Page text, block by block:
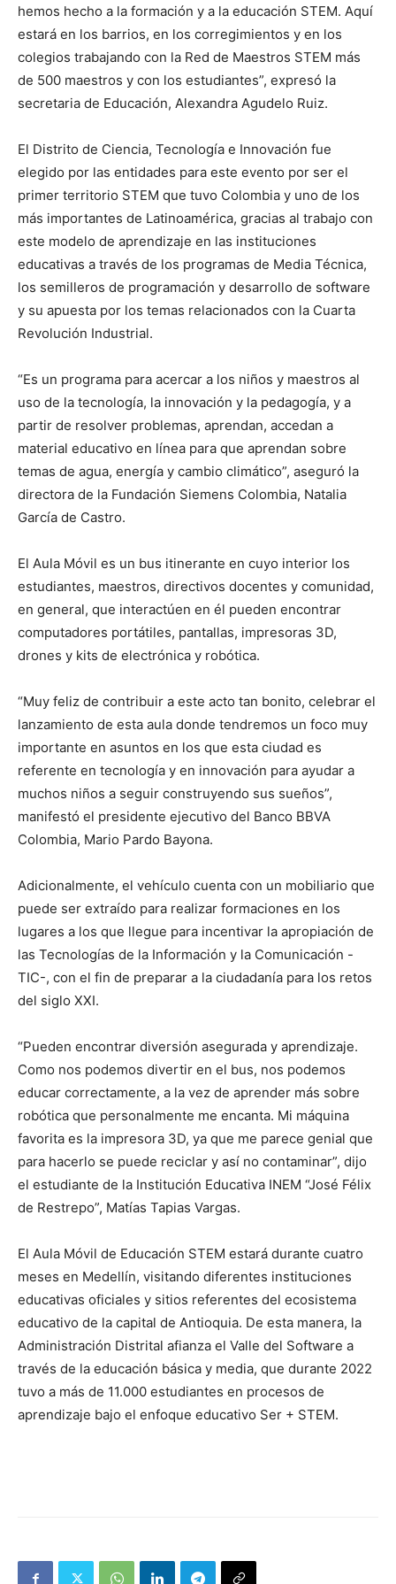
hemos hecho a la formación y a la educación STEM. Aquí
estará en los barrios, en los corregimientos y en los
colegios trabajando con la Red de Maestros STEM más
de 500 maestros y con los estudiantes”, expresó la
secretaria de Educación, Alexandra Agudelo Ruiz.
El Distrito de Ciencia, Tecnología e Innovación fue
elegido por las entidades para este evento por ser el
primer territorio STEM que tuvo Colombia y uno de los
más importantes de Latinoamérica, gracias al trabajo con
este modelo de aprendizaje en las instituciones
educativas a través de los programas de Media Técnica,
los semilleros de programación y desarrollo de software
y su apuesta por los temas relacionados con la Cuarta
Revolución Industrial.
“Es un programa para acercar a los niños y maestros al
uso de la tecnología, la innovación y la pedagogía, y a
partir de resolver problemas, aprendan, accedan a
material educativo en línea para que aprendan sobre
temas de agua, energía y cambio climático”, aseguró la
directora de la Fundación Siemens Colombia, Natalia
García de Castro.
El Aula Móvil es un bus itinerante en cuyo interior los
estudiantes, maestros, directivos docentes y comunidad,
en general, que interactúen en él pueden encontrar
computadores portátiles, pantallas, impresoras 3D,
drones y kits de electrónica y robótica.
“Muy feliz de contribuir a este acto tan bonito, celebrar el
lanzamiento de esta aula donde tendremos un foco muy
importante en asuntos en los que esta ciudad es
referente en tecnología y en innovación para ayudar a
muchos niños a seguir construyendo sus sueños”,
manifestó el presidente ejecutivo del Banco BBVA
Colombia, Mario Pardo Bayona.
Adicionalmente, el vehículo cuenta con un mobiliario que
puede ser extraído para realizar formaciones en los
lugares a los que llegue para incentivar la apropiación de
las Tecnologías de la Información y la Comunicación -
TIC-, con el fin de preparar a la ciudadanía para los retos
del siglo XXI.
“Pueden encontrar diversión asegurada y aprendizaje.
Como nos podemos divertir en el bus, nos podemos
educar correctamente, a la vez de aprender más sobre
robótica que personalmente me encanta. Mi máquina
favorita es la impresora 3D, ya que me parece genial que
para hacerlo se puede reciclar y así no contaminar”, dijo
el estudiante de la Institución Educativa INEM “José Félix
de Restrepo”, Matías Tapias Vargas.
El Aula Móvil de Educación STEM estará durante cuatro
meses en Medellín, visitando diferentes instituciones
educativas oficiales y sitios referentes del ecosistema
educativo de la capital de Antioquia. De esta manera, la
Administración Distrital afianza el Valle del Software a
través de la educación básica y media, que durante 2022
tuvo a más de 11.000 estudiantes en procesos de
aprendizaje bajo el enfoque educativo Ser + STEM.